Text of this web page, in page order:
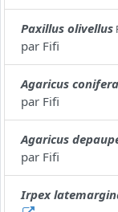
Paxillus olivellus
par Fifi
Agaricus
par Fifi
Agaricus
par Fifi
Irpex